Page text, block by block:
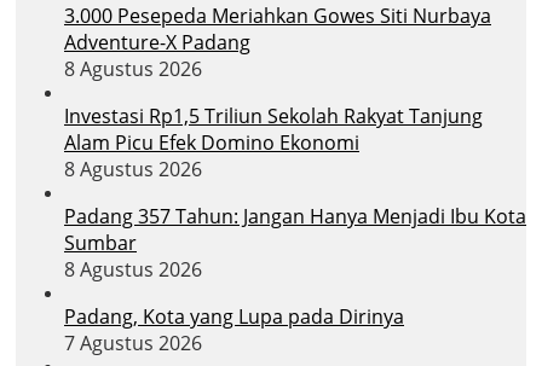
3.000 Pesepeda Meriahkan Gowes Siti Nurbaya
Adventure-X Padang
8 Agustus 2026
Investasi Rp1,5 Triliun Sekolah Rakyat Tanjung
Alam Picu Efek Domino Ekonomi
8 Agustus 2026
Padang 357 Tahun: Jangan Hanya Menjadi Ibu Kota
Sumbar
8 Agustus 2026
Padang, Kota yang Lupa pada Dirinya
7 Agustus 2026